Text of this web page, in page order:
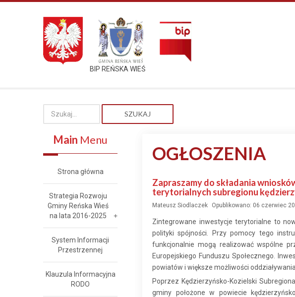
BIP REŃSKA WIEŚ
SZUKAJ
OGŁOSZENIA
Zapraszamy do składania
terytorialnych subregionu
Mateusz Siodlaczek Opublikowano: 06 czerwiec
Zintegrowane inwestycje terytorialne to
polityki spójności. Przy pomocy tego
funkcjonalnie mogą realizować wspólne
Europejskiego Funduszu Społecznego.
powiatów i większe możliwości oddziaływania.
Poprzez Kędzierzyńsko-Kozielski
gminy położone w powiecie
Main Menu
Strona główna
Strategia Rozwoju
Gminy Reńska Wieś
na lata 2016-2025
System Informacji
Przestrzennej
Klauzula Informacyjna
RODO